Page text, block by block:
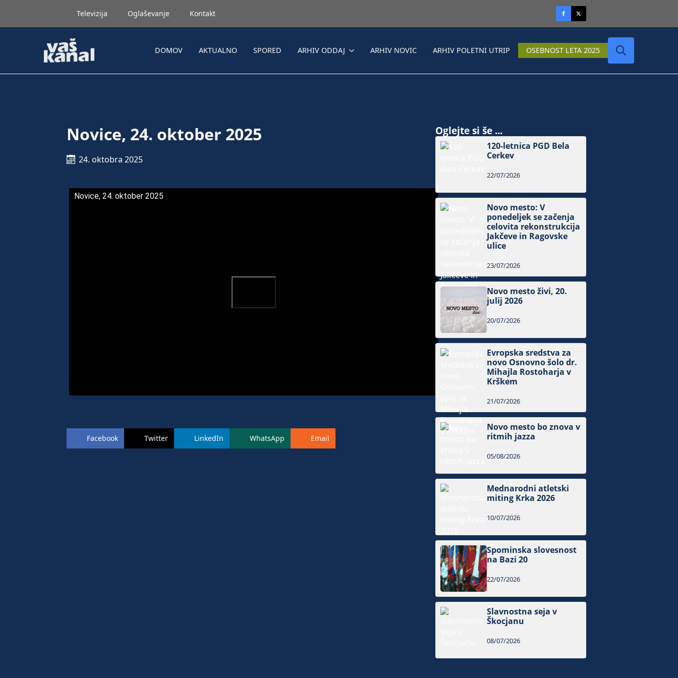
Televizija Oglaševanje Kontakt
DOMOV AKTUALNO SPORED ARHIV ODDAJ ARHIV NOVIC ARHIV POLETNI UTRIP OSEBNOST LETA 2025
Novice, 24. oktober 2025
24. oktobra 2025
Novice, 24. oktober 2025
Facebook Twitter LinkedIn WhatsApp Email
Oglejte si še ...
120-letnica PGD Bela
Cerkev
22/07/2026
Novo mesto: V
ponedeljek se začenja
celovita rekonstrukcija
Jakčeve in Ragovske
ulice
23/07/2026
Novo mesto živi, 20.
julij 2026
20/07/2026
Evropska sredstva za
novo Osnovno šolo dr.
Mihajla Rostoharja v
Krškem
21/07/2026
Novo mesto bo znova v
ritmih jazza
05/08/2026
Mednarodni atletski
miting Krka 2026
10/07/2026
Spominska slovesnost
na Bazi 20
22/07/2026
Slavnostna seja v
Škocjanu
08/07/2026